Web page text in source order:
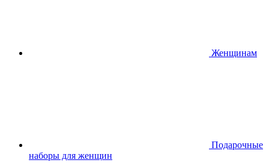
Женщинам
Подарочные
наборы для женщин